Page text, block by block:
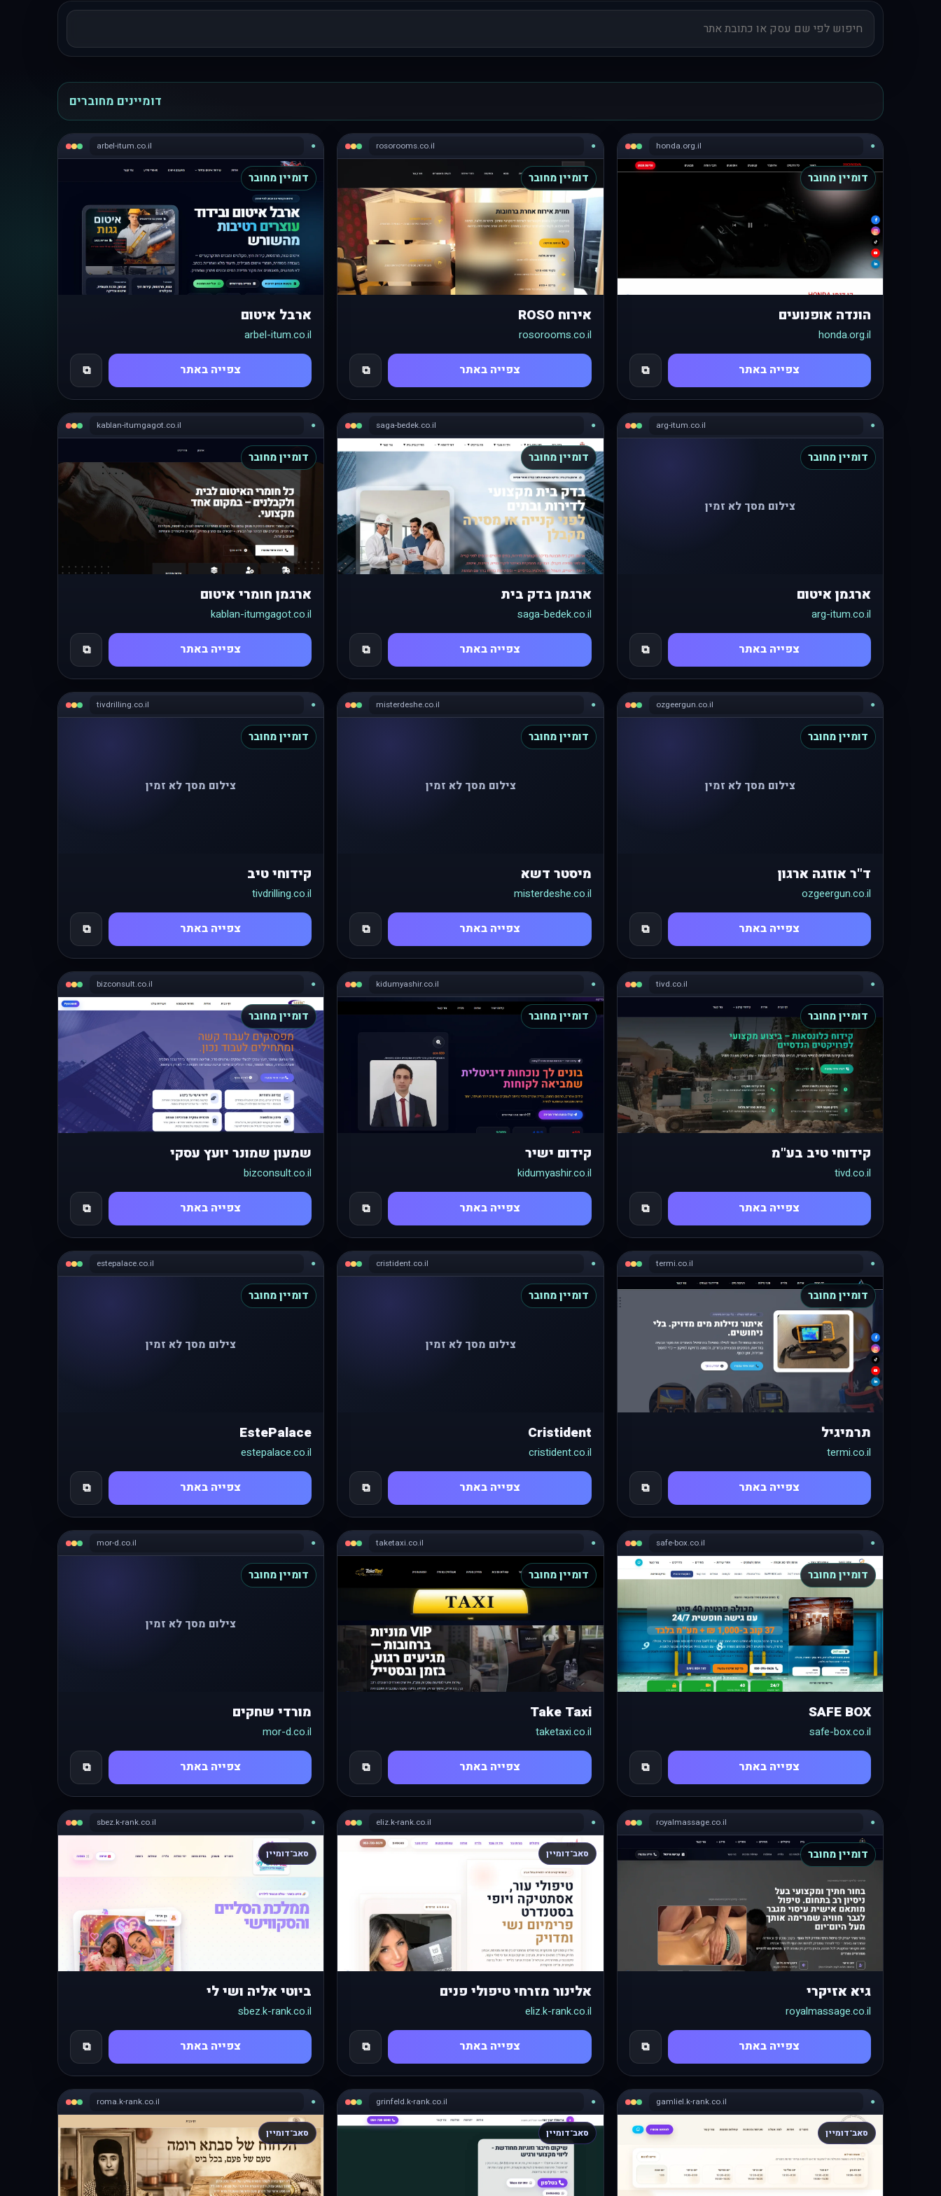
דומיינים מחוברים
honda.org.il ●
דומיין מחובר
הונדה אופנועים
honda.org.il
צפייה באתר ⧉
rosorooms.co.il ●
דומיין מחובר
אירוח ROSO
rosorooms.co.il
צפייה באתר ⧉
arbel-itum.co.il ●
דומיין מחובר
ארבל איטום
arbel-itum.co.il
צפייה באתר ⧉
arg-itum.co.il ●
צילום מסך לא זמין
דומיין מחובר
ארגמן איטום
arg-itum.co.il
צפייה באתר ⧉
saga-bedek.co.il ●
דומיין מחובר
ארגמן בדק בית
saga-bedek.co.il
צפייה באתר ⧉
kablan-itumgagot.co.il ●
דומיין מחובר
ארגמן חומרי איטום
kablan-itumgagot.co.il
צפייה באתר ⧉
ozgeergun.co.il ●
צילום מסך לא זמין
דומיין מחובר
ד"ר אוזגה ארגון
ozgeergun.co.il
צפייה באתר ⧉
misterdeshe.co.il ●
צילום מסך לא זמין
דומיין מחובר
מיסטר דשא
misterdeshe.co.il
צפייה באתר ⧉
tivdrilling.co.il ●
צילום מסך לא זמין
דומיין מחובר
קידוחי טיב
tivdrilling.co.il
צפייה באתר ⧉
tivd.co.il ●
דומיין מחובר
קידוחי טיב בע"מ
tivd.co.il
צפייה באתר ⧉
kidumyashir.co.il ●
דומיין מחובר
קידום ישיר
kidumyashir.co.il
צפייה באתר ⧉
bizconsult.co.il ●
דומיין מחובר
שמעון שמונר יועץ עסקי
bizconsult.co.il
צפייה באתר ⧉
termi.co.il ●
דומיין מחובר
תרמיגיל
termi.co.il
צפייה באתר ⧉
cristident.co.il ●
צילום מסך לא זמין
דומיין מחובר
Cristident
cristident.co.il
צפייה באתר ⧉
estepalace.co.il ●
צילום מסך לא זמין
דומיין מחובר
EstePalace
estepalace.co.il
צפייה באתר ⧉
safe-box.co.il ●
דומיין מחובר
SAFE BOX
safe-box.co.il
צפייה באתר ⧉
taketaxi.co.il ●
דומיין מחובר
Take Taxi
taketaxi.co.il
צפייה באתר ⧉
mor-d.co.il ●
צילום מסך לא זמין
דומיין מחובר
מורדי שחקים
mor-d.co.il
צפייה באתר ⧉
royalmassage.co.il ●
דומיין מחובר
גיא אזיקרי
royalmassage.co.il
צפייה באתר ⧉
eliz.k-rank.co.il ●
סאב־דומיין
אלינור מזרחי טיפולי פנים
eliz.k-rank.co.il
צפייה באתר ⧉
sbez.k-rank.co.il ●
סאב־דומיין
ביוטי אליה ושי לי
sbez.k-rank.co.il
צפייה באתר ⧉
gamliel.k-rank.co.il ●
סאב־דומיין
grinfeld.k-rank.co.il ●
סאב־דומיין
roma.k-rank.co.il ●
סאב־דומיין